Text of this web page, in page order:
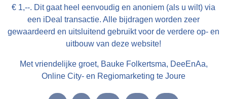
bakkerij werd in de beginperiode verwarmd door
het verbranden van takken en turf. Later werd
de oven verwarmd door middel van een
oliebrander. De olie daarvoor werd opgeslagen
in olievaten achter de bakkerij. In de
oorlogsjaren was de bakkerij verduisterd en
leerden onderduikers de dorpsbewoners
€ 1,--. Dit gaat heel eenvoudig en anoniem (als u wilt) via
een iDeal transactie. Alle bijdragen worden zeer
gewaardeerd en uitsluitend gebruikt voor de verdere op- en
uitbouw van deze website!
Met vriendelijke groet, Bauke Folkertsma, DeeEnAa,
Online City- en Regiomarketing te Joure